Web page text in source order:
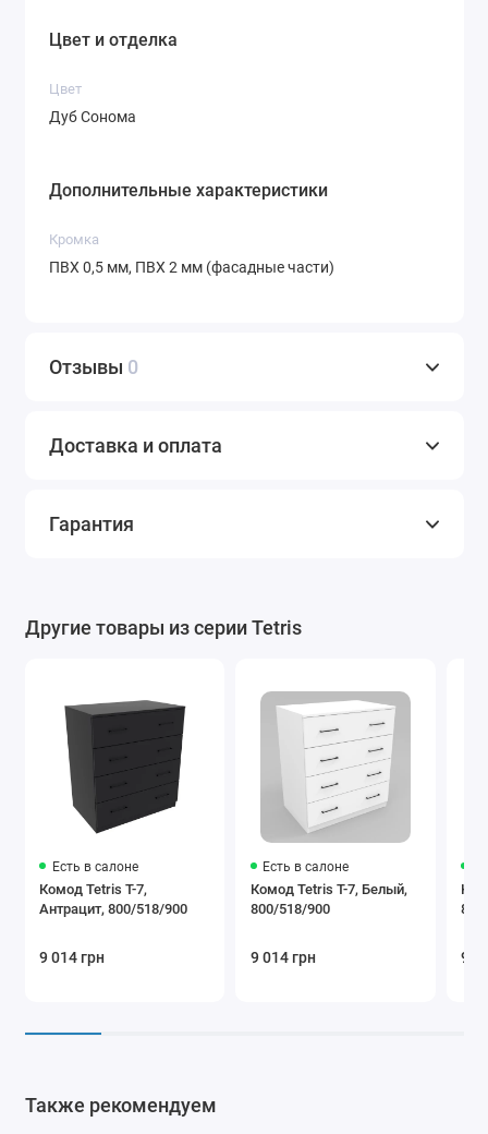
Цвет и отделка
Цвет
Дуб Сонома
Дополнительные характеристики
Кромка
ПВХ 0,5 мм, ПВХ 2 мм (фасадные части)
Отзывы 0
Доставка и оплата
Гарантия
Другие товары из серии Tetris
Есть в салоне
Комод Tetris Т-7,
Антрацит, 800/518/900
9 014 грн
Есть в салоне
Комод Tetris Т-7, Белый,
800/518/900
9 014 грн 9
Также рекомендуем